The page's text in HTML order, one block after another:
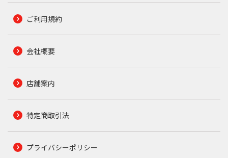
ご利用規約
会社概要
店舗案内
特定商取引法
プライバシーポリシー